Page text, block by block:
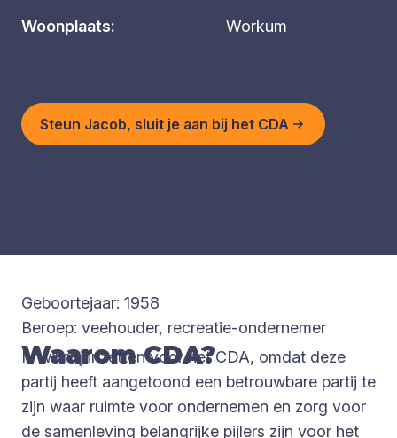
Woonplaats: Workum
Steun Jacob, sluit je aan bij het CDA
Geboortejaar: 1958
Beroep: veehouder, recreatie-ondernemer
Waarom CDA?
Ik wil mij inzetten voor het CDA, omdat deze
partij heeft aangetoond een betrouwbare partij te
zijn waar ruimte voor ondernemen en zorg voor
de samenleving belangrijke pijlers zijn voor het